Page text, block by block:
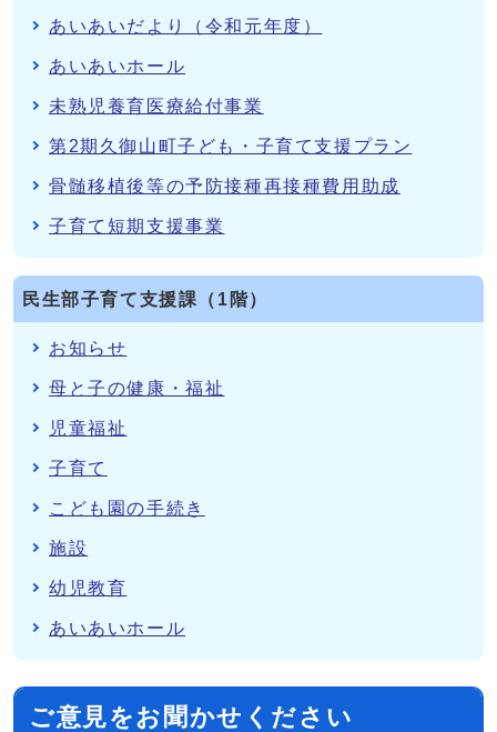
あいあいだより（令和元年度）
あいあいホール
未熟児養育医療給付事業
第2期久御山町子ども・子育て支援プラン
骨髄移植後等の予防接種再接種費用助成
子育て短期支援事業
民生部子育て支援課（1階）
お知らせ
母と子の健康・福祉
児童福祉
子育て
こども園の手続き
施設
幼児教育
あいあいホール
ご意見をお聞かせください